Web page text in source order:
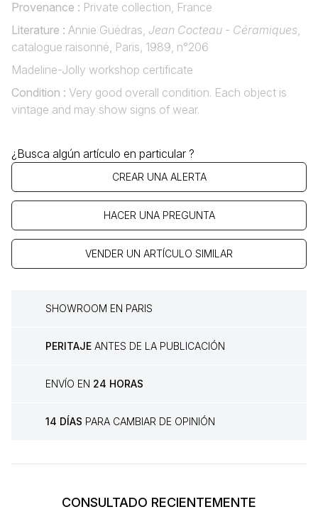
Provenance : Private collection, France
Literature : Annie Guédras, Jean Cocteau - Céramiques,
catalogue raisonné, Paris, 1989, n°206
Madeline-Jolly workshop certificate
Condition : Very good overall condition. Each object is
vintage and may show signs of wear.
¿Busca algún artículo en particular ?
CREAR UNA ALERTA
HACER UNA PREGUNTA
VENDER UN ARTÍCULO SIMILAR
SHOWROOM EN PARIS
PERITAJE ANTES DE LA PUBLICACIÓN
ENVÍO EN 24 HORAS
14 DÍAS PARA CAMBIAR DE OPINIÓN
CONSULTADO RECIENTEMENTE